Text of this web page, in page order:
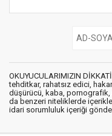
OKUYUCULARIMIZIN
tehditkar, rahatsız edici,
düşürücü, kaba, pornografik,
da benzeri niteliklerde
idari sorumluluk içeriği